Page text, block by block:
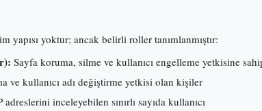
yapısı yoktur; ancak belirli roller tanımlanmıştır:
Sayfa koruma, silme ve kullanıcı engelleme yetkisine
ve kullanıcı adı değiştirme yetkisi olan kişiler
adreslerini inceleyebilen sınırlı sayıda kullanıcı